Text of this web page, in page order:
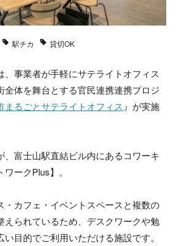
駅チカ 貸切OK
、事業者が手軽にサテライトオフィス
全体を舞台とする官民連携連携プロジ
まるごとサテライトオフィス』が実施
、富士山駅直結ビル内にあるコワーキ
ークPlus】。
・カフェ・イベントスペースと複数の
えられているため、デスクワークや勉
目的でご利用いただける施設です。